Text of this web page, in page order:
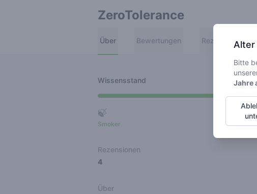
ZeroTolerance
Über Bewertungen Rezensionen
Wissensstand
🍃
Smoker Roller
Rezensionen
4
Über
Alter
Bitte
Jahre